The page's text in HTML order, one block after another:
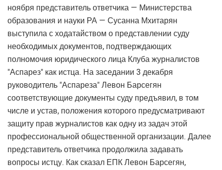
ноября представитель ответчика — Министерства
образования и науки РА — Сусанна Мхитарян
выступила с ходатайством о представлении суду
необходимых документов, подтверждающих
полномочия юридического лица Клуба журналистов
"Аспарез" как истца. На заседании 3 декабря
руководитель "Аспареза" Левон Барсегян
соответствующие документы суду предъявил, в том
числе и устав, положения которого предусматривают
защиту прав журналистов как одну из задач этой
профессиональной общественной организации. Далее
представитель ответчика продолжила задавать
вопросы истцу. Как сказал ЕПК Левон Барсегян,